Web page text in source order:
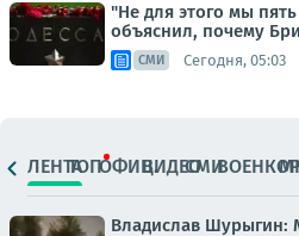
"Не для этого мы
объяснил, почему
СМИ Сегодня, 05:03
ЛЕНТАТОПОФИЦ.ВИДЕОСМИ
Владислав Шурыгин: